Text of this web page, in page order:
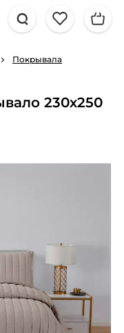
Покрывала
230х250